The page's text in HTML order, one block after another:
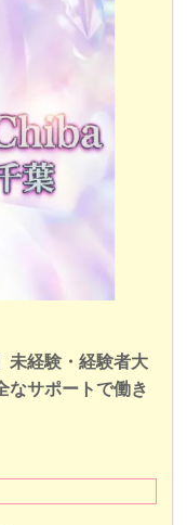
未経験・経験者大
なサポートで働き